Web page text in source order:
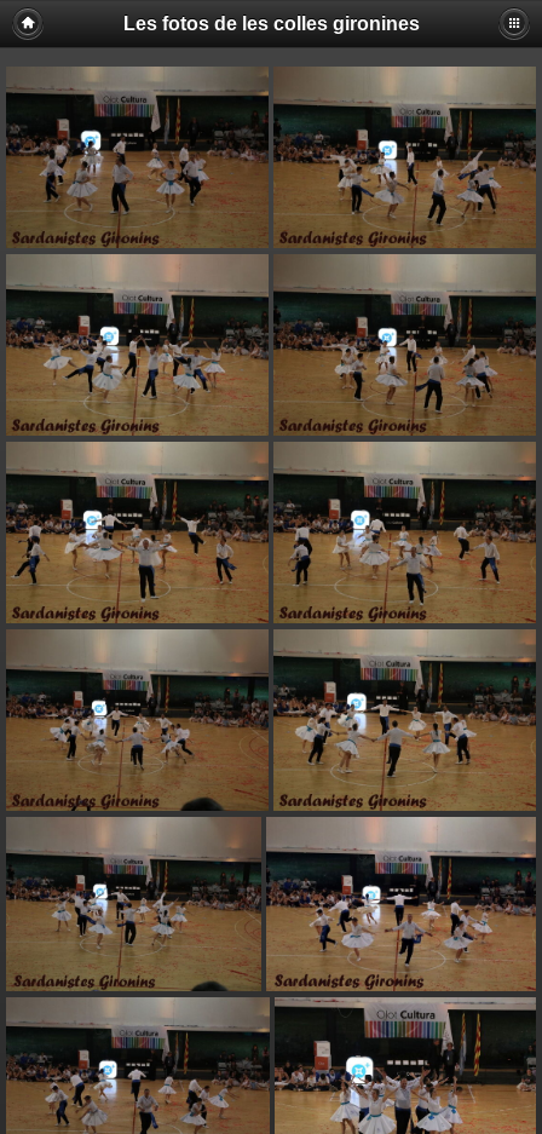
Les fotos de les colles gironines